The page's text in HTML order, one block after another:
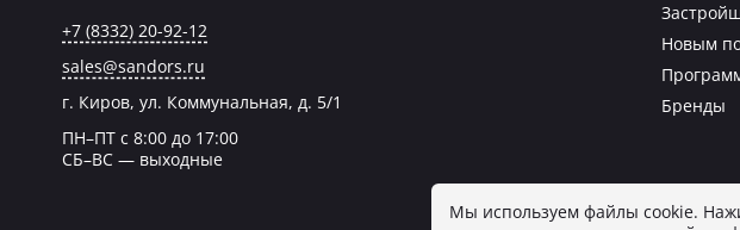
Мы используем файлы cookie.
+7 (8332) 20-92-12
sales@sandors.ru
г. Киров, ул. Коммунальная, д. 5/1
ПН–ПТ с 8:00 до 17:00
СБ–ВС — выходные
Новым
Бренды